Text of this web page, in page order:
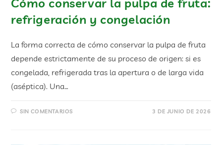
Cómo conservar la pulpa de fruta:
refrigeración y congelación
La forma correcta de cómo conservar la pulpa de fruta
depende estrictamente de su proceso de origen: si es
congelada, refrigerada tras la apertura o de larga vida
(aséptica). Una…
SIN COMENTARIOS 3 DE JUNIO DE 2026